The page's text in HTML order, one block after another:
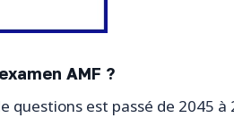
AMF ?
est passé de 2045 à